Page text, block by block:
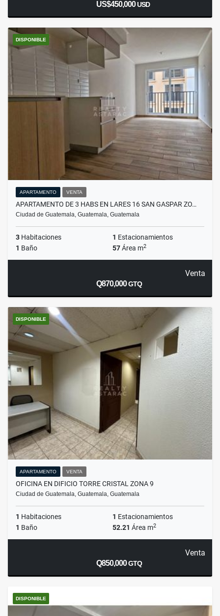
US$450,000USD
DISPONIBLE
APARTAMENTO VENTA
APARTAMENTO DE 3 HABS EN LARES 16 SAN GASPAR ZO…
Ciudad de Guatemala, Guatemala, Guatemala
3 Habitaciones 1 Estacionamientos
1 Baño 57Área m2
Venta
Q870,000GTQ
DISPONIBLE
APARTAMENTO VENTA
OFICINA EN DIFICIO TORRE CRISTAL ZONA 9
Ciudad de Guatemala, Guatemala, Guatemala
1 Habitaciones 1 Estacionamientos
1 Baño 52.21 Área m2
Venta
Q850,000GTQ
DISPONIBLE